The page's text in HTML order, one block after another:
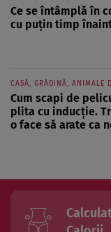
Ce se întâmplă în
cu puțin timp
CASĂ, GRĂDINĂ, ANIMALE
Cum scapi de
plita cu inducție.
o face să arate ca